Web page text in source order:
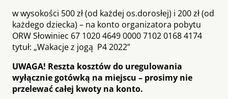
w wysokości 500 zł (od każdej os.dorosłej) i 200 zł (od
każdego dziecka) – na konto organizatora pobytu
ORW Słowiniec 67 1020 4649 0000 7102 0168 4174
tytuł: „Wakacje z jogą P4 2022”
UWAGA! Reszta kosztów do uregulowania
wyłącznie gotówką na miejscu – prosimy nie
przelewać całej kwoty na konto.